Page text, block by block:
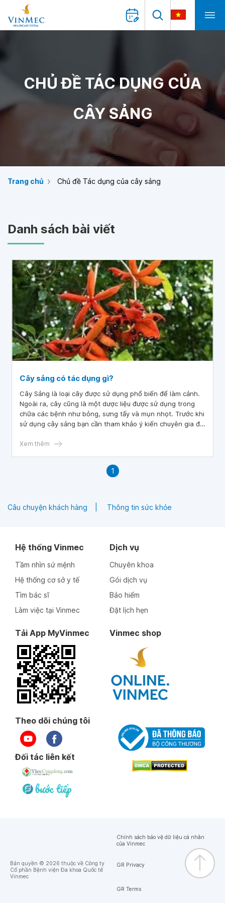
CHỦ ĐỀ TÁC DỤNG CỦA
CÂY SẢNG
Trang chủ Chủ đề Tác dụng của cây sảng
Danh sách bài viết
Cây sảng có tác dụng gì?
Cây Sảng là loại cây được sử dụng phổ biến để làm cảnh.
Ngoài ra, cây cũng là một dược liệu được sử dụng trong
chữa các bệnh như bỏng, sưng tấy và mụn nhọt. Trước khi
sử dụng cây sảng bạn cần tham khảo ý kiến chuyên gia để
Xem thêm
1
Câu chuyện khách hàng Thông tin sức khỏe
Hệ thống Vinmec
Tầm nhìn sứ mệnh
Hệ thống cơ sở y tế
Tìm bác sĩ
Làm việc tại Vinmec
Dịch vụ
Chuyên khoa
Gói dịch vụ
Bảo hiểm
Đặt lịch hẹn
Tải App MyVinmec Vinmec shop
Theo dõi chúng tôi
Đối tác liên kết
Bản quyền © 2026 thuộc về Công ty
Cổ phần Bệnh viện Đa khoa Quốc tế
Vinmec
Chính sách bảo vệ dữ liệu cá nhân
của Vinmec
GR Privacy
GR Terms